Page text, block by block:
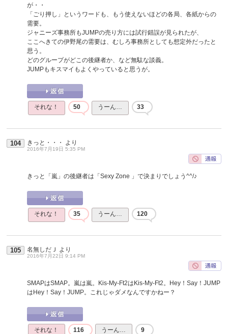
が・・
「ごり押し」というワードも、もう使えないほどの各局、各紙からの
需要。
ジャニーズ事務所もJUMPの売り方には試行錯誤が見られたが、
ここへきての伊野尾の需要は、むしろ事務所としても想定外だったと
思う。
どのグループがどこの後継者か、など無駄な談義。
JUMPもキスマイもよくやっていると思うが。
それな！ 50 うーん… 33
104 きっと・・・ より
2016年7月19日 5:35 PM
きっと「嵐」の後継者は「Sexy Zone 」で決まりでしょう^^/♪
それな！ 35 うーん… 120
105 名無しだＪ より
2016年7月22日 9:14 PM
SMAPはSMAP。嵐は嵐。Kis-My-Ft2はKis-My-Ft2。Hey！Say！JUMP
はHey！Say！JUMP。これじゃダメなんですかねー？
それな！ 116 うーん… 9